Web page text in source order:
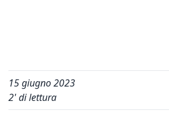
15 giugno 2023
2' di lettura